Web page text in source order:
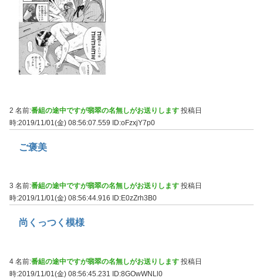
2 名前:番組の途中ですが翡翠の名無しがお送りします 投稿日
時:2019/11/01(金) 08:56:07.559 ID:oFzxjY7p0
ご褒美
3 名前:番組の途中ですが翡翠の名無しがお送りします 投稿日
時:2019/11/01(金) 08:56:44.916
ID:E0zZrh3B0
尚くっつく模様
4 名前:番組の途中ですが翡翠の名無しがお送りします 投稿日
時:2019/11/01(金) 08:56:45.231
ID:8GOwWNLl0